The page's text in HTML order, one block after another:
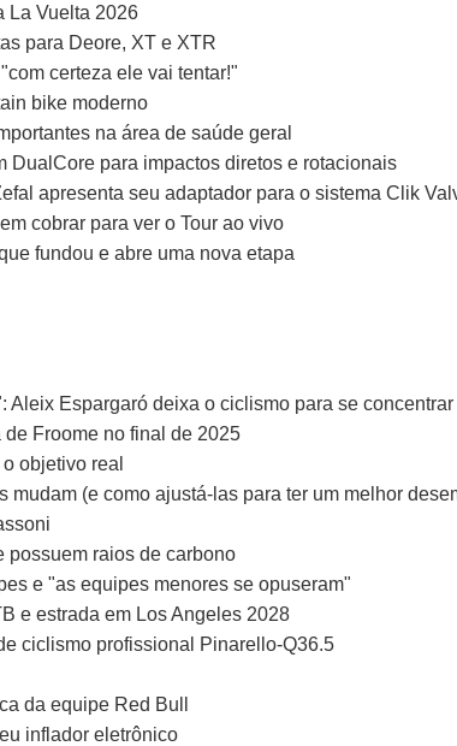
La Vuelta 2026
para Deore, XT e XTR
certeza ele vai tentar!"
bike moderno
na área de saúde geral
DualCore para impactos diretos e rotacionais
apresenta seu adaptador para o sistema Clik
cobrar para ver o Tour ao vivo
fundou e abre uma nova etapa
Espargaró deixa o ciclismo para se concentrar
Froome no final de 2025
objetivo real
(e como ajustá-las para ter um melhor
possuem raios de carbono
e "as equipes menores se opuseram"
e estrada em Los Angeles 2028
ciclismo profissional Pinarello-Q36.5
da equipe Red Bull
inflador eletrônico